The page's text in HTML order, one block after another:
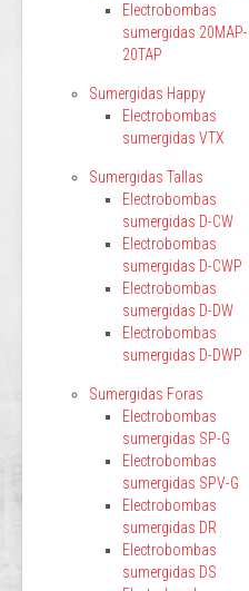
Electrobombas
sumergidas 20MAP-
20TAP
Sumergidas Happy
Electrobombas
sumergidas VTX
Sumergidas Tallas
Electrobombas
sumergidas D-CW
Electrobombas
sumergidas D-CWP
Electrobombas
sumergidas D-DW
Electrobombas
sumergidas D-DWP
Sumergidas Foras
Electrobombas
sumergidas SP-G
Electrobombas
sumergidas SPV-G
Electrobombas
sumergidas DR
Electrobombas
sumergidas DS